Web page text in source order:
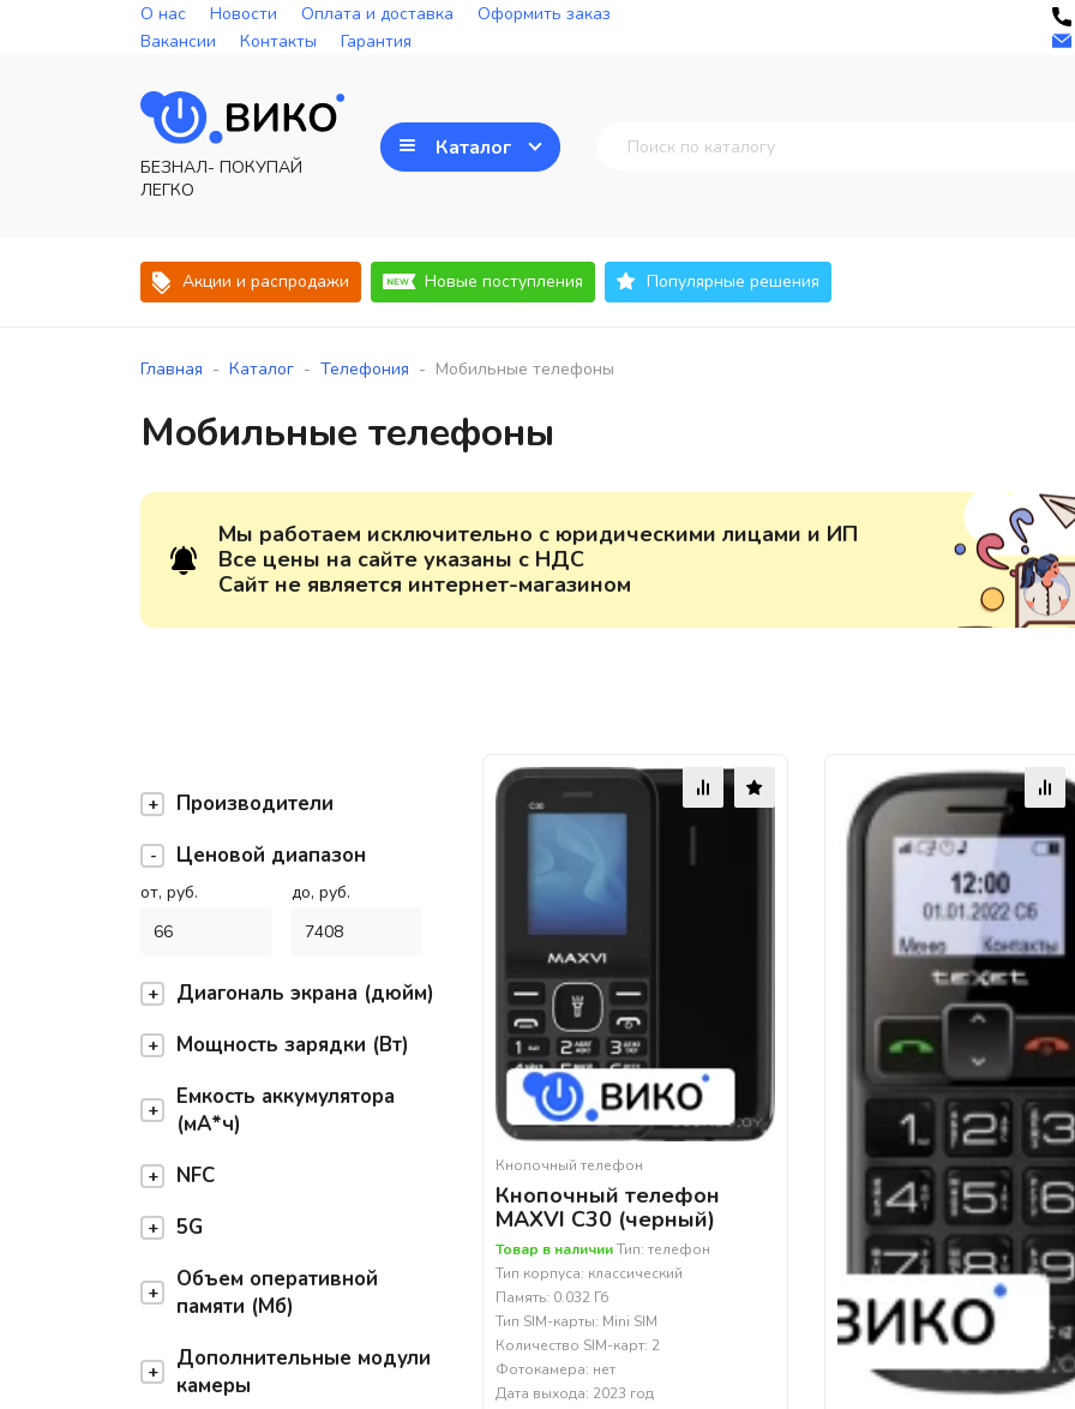
О нас Новости Оплата и доставка
Оформить заказ
Вакансии
Контакты Гарантия
БЕЗНАЛ- ПОКУПАЙ
ЛЕГКО
Каталог
Акции и распродажи Новые поступления Популярные решения
Главная - Каталог - Телефония - Мобильные телефоны
Мобильные телефоны
Мы работаем исключительно с юридическими лицами и ИП
Все цены на сайте указаны с НДС
Сайт не является интернет-магазином
Производители
Ценовой диапазон
от, руб. до, руб.
Диагональ экрана (дюйм)
Мощность зарядки (Вт)
Емкость аккумулятора
(мА*ч)
NFC
5G
Объем оперативной
памяти (Мб)
Дополнительные модули
камеры
Кнопочный телефон
Кнопочный телефон
MAXVI C30 (черный)
Товар в наличииТип: телефон
Тип корпуса: классический
Память: 0.032 Гб
Тип SIM-карты: Mini SIM
Количество SIM-карт: 2
Фотокамера: нет
Дата выхода: 2023 год